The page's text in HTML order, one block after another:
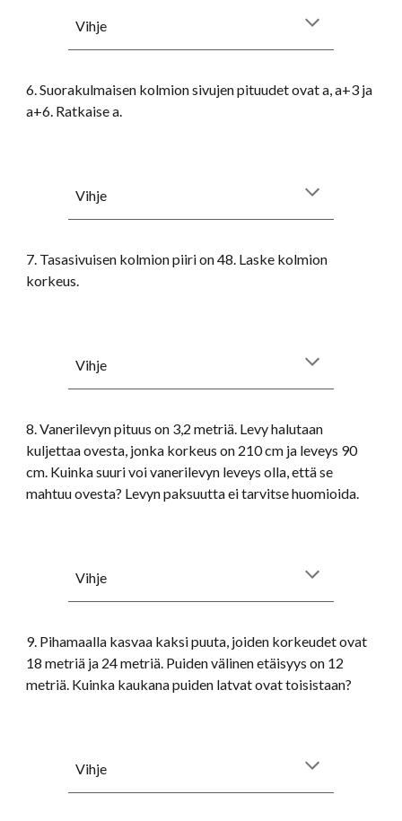
Vihje
6. Suorakulmaisen kolmion sivujen pituudet ovat a, a+3 ja
a+6. Ratkaise a.
Vihje
7. Tasasivuisen kolmion piiri on 48. Laske kolmion
korkeus.
Vihje
8. Vanerilevyn pituus on 3,2 metriä. Levy halutaan
kuljettaa ovesta, jonka korkeus on 210 cm ja leveys 90
cm. Kuinka suuri voi vanerilevyn leveys olla, että se
mahtuu ovesta? Levyn paksuutta ei tarvitse huomioida.
Vihje
9. Pihamaalla kasvaa kaksi puuta, joiden korkeudet ovat
18 metriä ja 24 metriä. Puiden välinen etäisyys on 12
metriä. Kuinka kaukana puiden latvat ovat toisistaan?
Vihje